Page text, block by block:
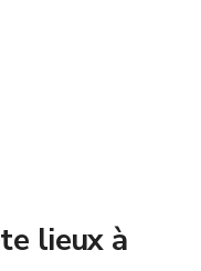
lieux à